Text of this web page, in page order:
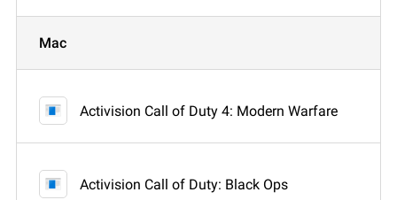
Mac
Activision Call of Duty 4: Modern Warfare
Activision Call of Duty: Black Ops